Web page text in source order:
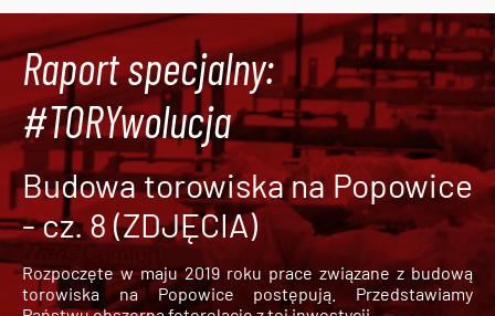
Raport specjalny:
#TORYwolucja
Budowa torowiska na Popowice
- cz. 8 (ZDJĘCIA)
Rozpoczęte w maju 2019 roku prace związane z budową
torowiska na Popowice
postępują. Przedstawiamy